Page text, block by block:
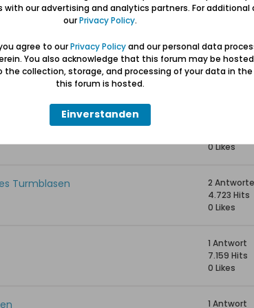
1.671 Hits
3
1.802 Hits
0 Likes
Turmblasen
2
4.723 Hits
0 Likes
1 Antwort
7.159 Hits
0 Likes
1 Antwort
our advertising and analytics partners. For additional
ourPrivacy Policy.
agree to ourPrivacy Policyand our personal data
You also acknowledge that this forum may be
collection, storage, and processing of your data in
this forum is hosted.
Einverstanden